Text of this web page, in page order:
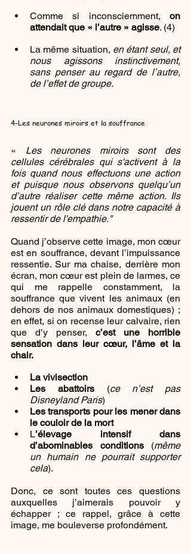
Comme si inconsciemment, on
attendait que « l’autre » agisse. (4)
La même situation, en étant seul, et
nous agissons instinctivement,
sans penser au regard de l’autre,
de l’effet de groupe.
4-Les neurones miroirs et la souffrance
« Les neurones miroirs sont des
cellules cérébrales qui s'activent à la
fois quand nous effectuons une action
et puisque nous observons quelqu’un
d’autre réaliser cette même action. Ils
jouent un rôle clé dans notre capacité à
ressentir de l'empathie."
Quand j’observe cette image, mon cœur
est en souffrance, devant l’impuissance
ressentie. Sur ma chaise, derrière mon
écran, mon cœur est plein de larmes, ce
qui me rappelle constamment, la
souffrance que vivent les animaux (en
dehors de nos animaux domestiques) ;
en effet, si on recense leur calvaire, rien
que d’y penser, c’est une horrible
sensation dans leur cœur, l’âme et la
chair.
La vivisection
Les abattoirs (ce n’est pas
Disneyland Paris)
Les transports pour les mener dans
le couloir de la mort
L’élevage intensif dans
d’abominables conditions (même
un humain ne pourrait supporter
cela).
Donc, ce sont toutes ces questions
auxquelles j’aimerais pouvoir y
échapper ; ce rappel, grâce à cette
image, me bouleverse profondément.